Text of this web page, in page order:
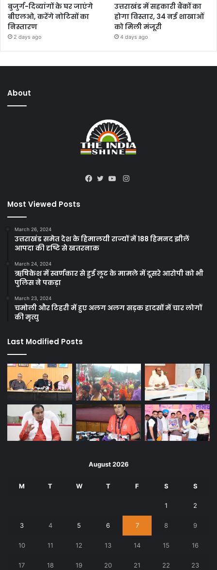
बुजुर्ग-दिव्यांगों के घर जाएंगे
बीएलओ, करेंगे नोटिसों का
निस्तारण
2 days ago
उत्तराखंड में सहकारी बैंकों का
होगा विस्तार, 34 नई शाखाओं
को मिली मंजूरी
4 days ago
About
Instagram
Most Viewed Posts
March 26, 2024
उत्तराखंड समेत देश के हिमालयी राज्यों में 188 हिमनद झीलें
आपदा की दृष्टि से खतरनाक
March 24, 2024
ऋषिकेश में स्वर्णकार से हुई लूट के मामले में दूसरे आरोपी को भी
पुलिस ने पकड़ा
March 23, 2024
चमोली और टिहरी में हुए अलग अलग सड़क हादसों में चार लोगों
की मृत्यु
Last Modified Posts
August 2026
M T W T F S S
1 2
3 4 5 6 7 8 9
10 11 12 13 14 15 16
17 18 19 20 21 22 23